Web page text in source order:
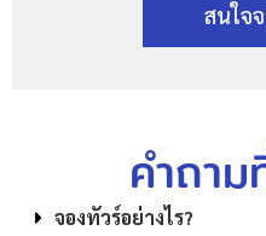
สนใจ
คำถา
จองทัวร์อย่างไร?